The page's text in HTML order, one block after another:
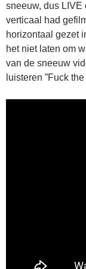
sneeuw, dus LIVE
verticaal had
horizontaal gezet
het niet laten om
van de sneeuw
luisteren ”Fuck